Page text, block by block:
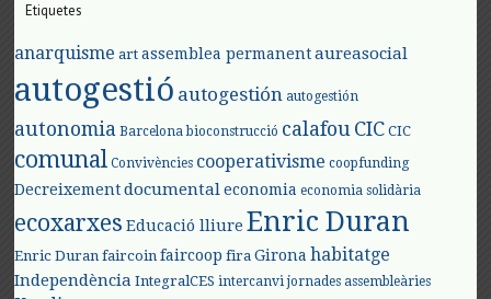
Etiquetes
anarquisme art assemblea permanent aureasocial
autogestió autogestión autogestión
autonomia Barcelona bioconstrucció calafouCIC CIC
comunal Convivències cooperativisme coopfunding
Decreixement documental economia economia solidària
ecoxarxes Educació lliure Enric Duran
Enric Duran faircoin faircoop fira Girona habitatge
Independència IntegralCES intercanvi jornades assembleàries